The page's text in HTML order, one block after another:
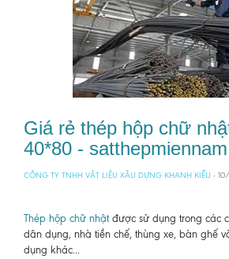
Giá rẻ thép hộp chữ
40*80 -
CÔNG TY TNHH VẬT LIỆU XÂU DỰNG KHANH KIỀU -
Thép hộp chữ nhậtđược sử dụng trong các
dân dụng, nhà tiền chế, thùng xe, bàn ghế
dụng khác...